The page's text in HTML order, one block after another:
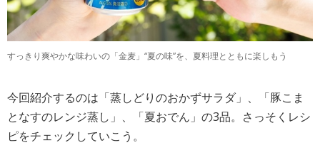
すっきり爽やかな味わいの「金麦」“夏の味”を、夏料理とともに楽しもう
今回紹介するのは「蒸しどりのおかずサラダ」、「豚こま
となすのレンジ蒸し」、「夏おでん」の3品。さっそくレシ
ピをチェックしていこう。